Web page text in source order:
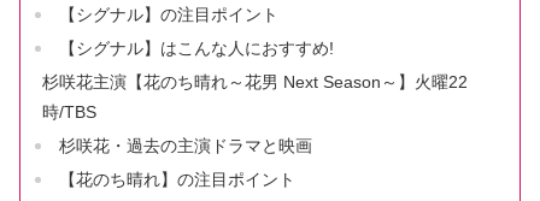
【シグナル】の注目ポイント
【シグナル】はこんな人におすすめ!
杉咲花主演【花のち晴れ～花男 Next Season～】火曜22
時/TBS
杉咲花・過去の主演ドラマと映画
【花のち晴れ】の注目ポイント